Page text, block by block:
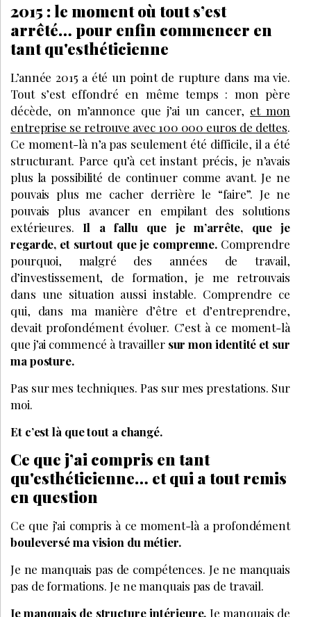
2015 : le moment où tout s’est
arrêté… pour enfin commencer en
tant qu'esthéticienne
L’année 2015 a été un point de rupture dans ma vie.
Tout s’est effondré en même temps : mon père
décède, on m’annonce que j’ai un cancer, et mon
entreprise se retrouve avec 100 000 euros de dettes.
Ce moment-là n’a pas seulement été difficile, il a été
structurant. Parce qu’à cet instant précis, je n’avais
plus la possibilité de continuer comme avant. Je ne
pouvais plus me cacher derrière le “faire”. Je ne
pouvais plus avancer en empilant des solutions
extérieures. Il a fallu que je m’arrête, que je
regarde, et surtout que je comprenne. Comprendre
pourquoi, malgré des années de travail,
d’investissement, de formation, je me retrouvais
dans une situation aussi instable. Comprendre ce
qui, dans ma manière d’être et d’entreprendre,
devait profondément évoluer. C’est à ce moment-là
que j’ai commencé à travaillersur mon identité et sur
ma posture.
Pas sur mes techniques. Pas sur mes prestations. Sur
moi.
Et c’est là que tout a changé.
Ce que j’ai compris en tant
qu'esthéticienne… et qui a tout remis
en question
Ce que j’ai compris à ce moment-là a profondément
bouleversé ma vision du métier.
Je ne manquais pas de compétences. Je ne manquais
pas de formations. Je ne manquais pas de travail.
Je manquais de structure intérieure. Je manquais de